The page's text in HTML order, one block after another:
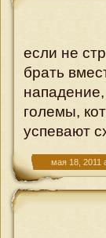
если не
брать
големы,
успевают
мая 18, 2011